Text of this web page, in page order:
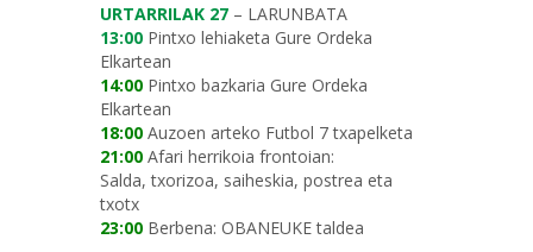
URTARRILAK 27 – LARUNBATA
13:00 Pintxo lehiaketa Gure Ordeka
Elkartean
14:00 Pintxo bazkaria Gure Ordeka
Elkartean
18:00 Auzoen arteko Futbol 7 txapelketa
21:00 Afari herrikoia frontoian:
Salda, txorizoa, saiheskia, postrea eta
txotx
23:00 Berbena: OBANEUKE taldea